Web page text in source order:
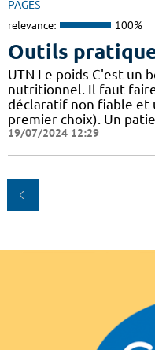
PAGES
relevance: 100%
Outils
UTN Le poids C'est un
nutritionnel. Il faut
déclaratif non fiable et
premier choix). Un
19/07/2024 12:29